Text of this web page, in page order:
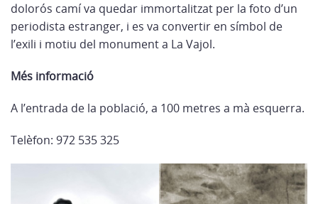
dolorós camí va quedar immortalitzat per la foto d’un
periodista estranger, i es va convertir en símbol de
l’exili i motiu del monument a La Vajol.
Més informació
A l’entrada de la població, a 100 metres a mà esquerra.
Telèfon: 972 535 325